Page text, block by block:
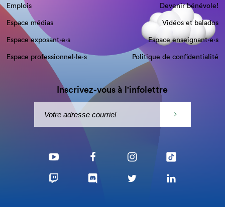
Emplois
Devenir bénévole!
Espace médias
Vidéos et balados
Espace exposant·e⋅s
Espace enseignant·e⋅s
Espace professionnel·le⋅s
Politique de confidentialité
Inscrivez-vous à l'infolettre